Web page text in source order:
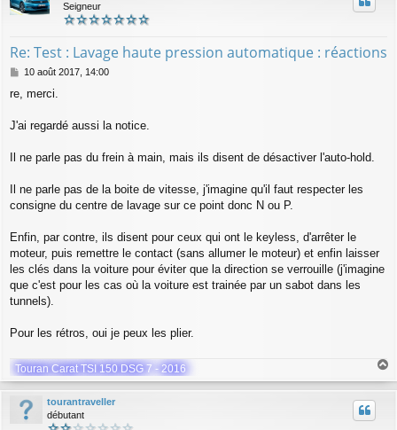
Seigneur
Re: Test : Lavage haute pression automatique : réactions
M
s
a
10 août 2017, 14:00
re, merci.
J'ai regardé aussi la notice.
Il ne parle pas du frein à main, mais ils disent de désactiver l'auto-hold.
Il ne parle pas de la boite de vitesse, j'imagine qu'il faut respecter les
consigne du centre de lavage sur ce point donc N ou P.
Enfin, par contre, ils disent pour ceux qui ont le keyless, d'arrêter le
moteur, puis remettre le contact (sans allumer le moteur) et enfin laisser
les clés dans la voiture pour éviter que la direction se verrouille (j'imagine
que c'est pour les cas où la voiture est trainée par un sabot dans les
tunnels).
Pour les rétros, oui je peux les plier.
Touran Carat TSI 150 DSG 7 - 2016
u
tourantraveller
débutant